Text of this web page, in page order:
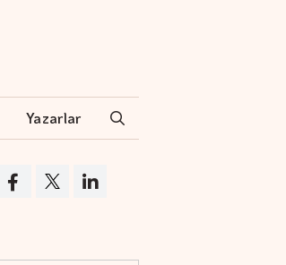
Yazarlar
ilk yarısında değer kaybetti